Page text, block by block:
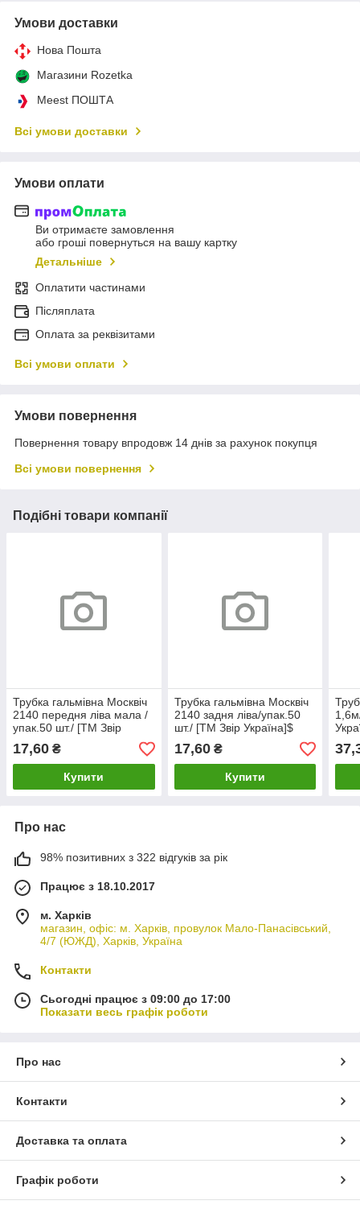
Умови доставки
Нова Пошта
Магазини Rozetka
Meest ПОШТА
Всі умови доставки
Умови оплати
Ви отримаєте замовлення
або гроші повернуться на вашу картку
Детальніше
Оплатити частинами
Післяплата
Оплата за реквізитами
Всі умови оплати
Умови повернення
Повернення товару впродовж 14 днів за рахунок покупця
Всі умови повернення
Подібні товари компанії
Трубка гальмівна Москвіч
2140 передня ліва мала /
упак.50 шт./ [ТМ Звір
17,60 ₴
Купити
Трубка гальмівна Москвіч
2140 задня ліва/упак.50
шт./ [ТМ Звір Україна]$
17,60₴
Купити
Про нас
98% позитивних з 322 відгуків за рік
Працює з 18.10.2017
м. Харків
магазин, офіс: м. Харків, провулок Мало-Панасівський,
4/7 (ЮЖД), Харків, Україна
Контакти
Сьогодні працює з 09:00 до 17:00
Показати весь графік роботи
Про нас
Контакти
Доставка та оплата
Графік роботи